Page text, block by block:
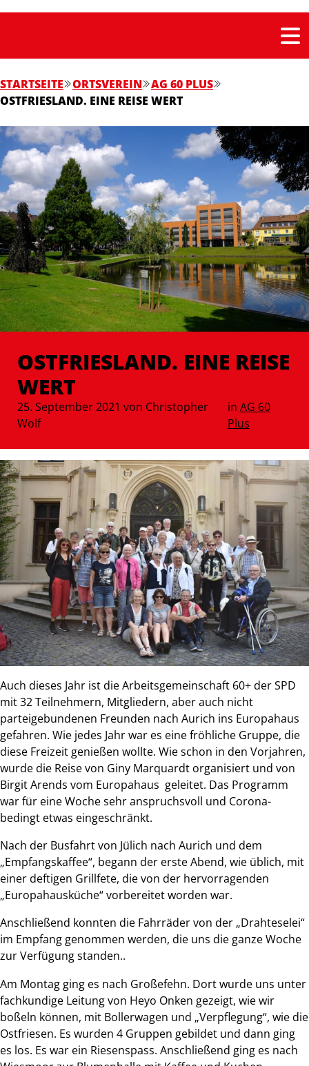
STARTSEITE ORTSVEREIN AG 60 PLUS
OSTFRIESLAND. EINE REISE WERT
OSTFRIESLAND. EINE REISE
WERT
25. September 2021 von Christopher
Wolf
in AG 60
Plus
Auch dieses Jahr ist die Arbeitsgemeinschaft 60+ der SPD
mit 32 Teilnehmern, Mitgliedern, aber auch nicht
parteigebundenen Freunden nach Aurich ins Europahaus
gefahren. Wie jedes Jahr war es eine fröhliche Gruppe, die
diese Freizeit genießen wollte. Wie schon in den Vorjahren,
wurde die Reise von Giny Marquardt organisiert und von
Birgit Arends vom Europahaus geleitet. Das Programm
war für eine Woche sehr anspruchsvoll und Corona-
bedingt etwas eingeschränkt.
Nach der Busfahrt von Jülich nach Aurich und dem
„Empfangskaffee“, begann der erste Abend, wie üblich, mit
einer deftigen Grillfete, die von der hervorragenden
„Europahausküche“ vorbereitet worden war.
Anschließend konnten die Fahrräder von der „Drahteselei“
im Empfang genommen werden, die uns die ganze Woche
zur Verfügung standen..
Am Montag ging es nach Großefehn. Dort wurde uns unter
fachkundige Leitung von Heyo Onken gezeigt, wie wir
boßeln können, mit Bollerwagen und „Verpflegung“, wie die
Ostfriesen. Es wurden 4 Gruppen gebildet und dann ging
es los. Es war ein Riesenspass. Anschließend ging es nach